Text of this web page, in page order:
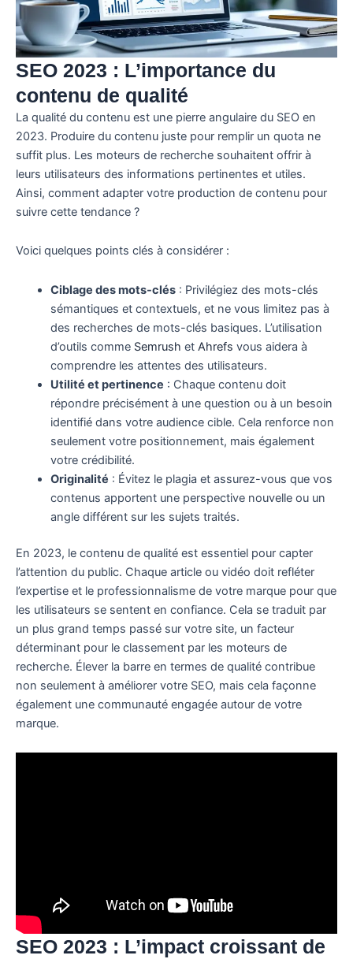
SEO 2023 : L’importance du
contenu de qualité
La qualité du contenu est une pierre angulaire du SEO en
2023. Produire du contenu juste pour remplir un quota ne
suffit plus. Les moteurs de recherche souhaitent offrir à
leurs utilisateurs des informations pertinentes et utiles.
Ainsi, comment adapter votre production de contenu pour
suivre cette tendance ?
Voici quelques points clés à considérer :
Ciblage des mots-clés: Privilégiez des mots-clés
sémantiques et contextuels, et ne vous limitez pas à
des recherches de mots-clés basiques. L’utilisation
d’outils comme Semrush et Ahrefs vous aidera à
comprendre les attentes des utilisateurs.
Utilité et pertinence : Chaque contenu doit
répondre précisément à une question ou à un besoin
identifié dans votre audience cible. Cela renforce non
seulement votre positionnement, mais également
votre crédibilité.
Originalité : Évitez le plagia et assurez-vous que vos
contenus apportent une perspective nouvelle ou un
angle différent sur les sujets traités.
En 2023, le contenu de qualité est essentiel pour capter
l’attention du public. Chaque article ou vidéo doit refléter
l’expertise et le professionnalisme de votre marque pour que
les utilisateurs se sentent en confiance. Cela se traduit par
un plus grand temps passé sur votre site, un facteur
déterminant pour le classement par les moteurs de
recherche. Élever la barre en termes de qualité contribue
non seulement à améliorer votre SEO, mais cela façonne
également une communauté engagée autour de votre
marque.
SEO 2023 : L’impact croissant de